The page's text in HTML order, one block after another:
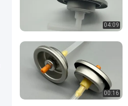
04:09
00:16